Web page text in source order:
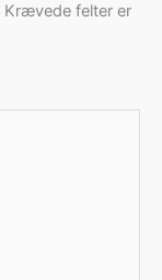
Krævede felter er